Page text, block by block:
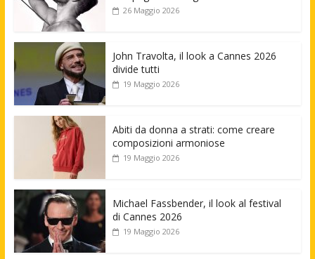
26 Maggio 2026
John Travolta, il look a Cannes 2026
divide tutti
19 Maggio 2026
Abiti da donna a strati: come creare
composizioni armoniose
19 Maggio 2026
Michael Fassbender, il look al festival
di Cannes 2026
19 Maggio 2026